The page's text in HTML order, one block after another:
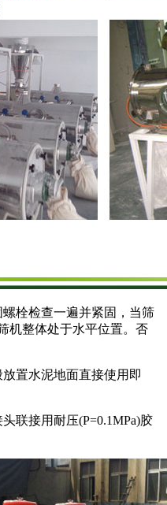
栓检查一遍并紧固，当筛
机整体处于水平位置。否
置水泥地面直接使用即
联接用耐压(P=0.1MPa)胶